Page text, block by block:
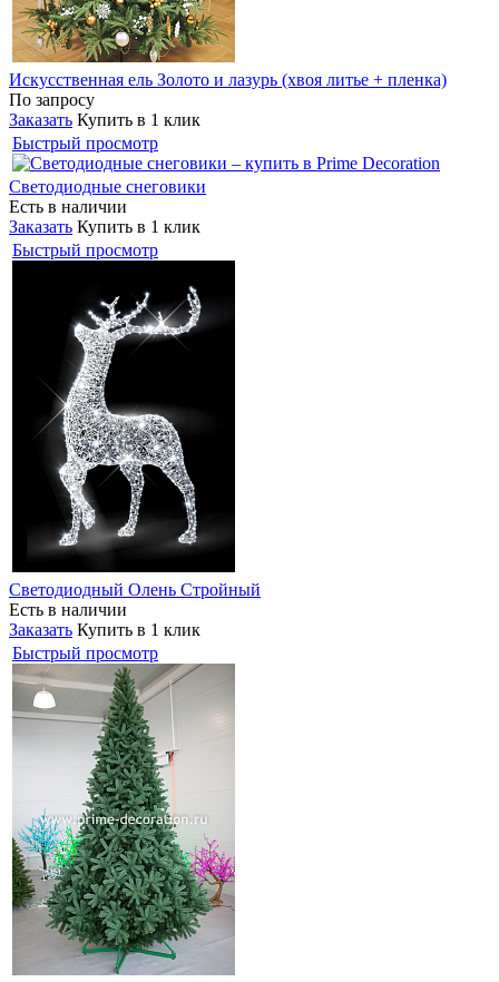
Искусственная ель Золото и лазурь (хвоя литье + пленка)
По запросу
Заказать Купить в 1 клик
Быстрый просмотр
Светодиодные снеговики
Есть в наличии
Заказать Купить в 1 клик
Быстрый просмотр
Светодиодный Олень Стройный
Есть в наличии
Заказать Купить в 1 клик
Быстрый просмотр